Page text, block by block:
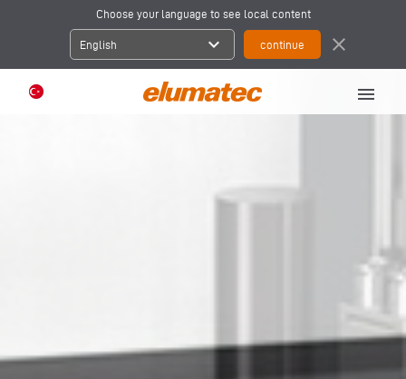
Choose your language to see local content
English expand_more close
menu